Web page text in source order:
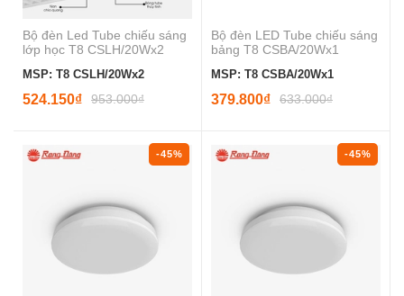
Bộ đèn Led Tube chiếu sáng
lớp học T8 CSLH/20Wx2
MSP: T8 CSLH/20Wx2
524.150₫ 953.000₫
Bộ đèn LED Tube chiếu sáng
bảng T8 CSBA/20Wx1
MSP: T8 CSBA/20Wx1
379.800₫ 633.000₫
-45% -45%